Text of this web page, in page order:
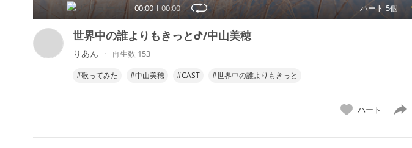
00:00 00:00 ハート 5個
世界中の誰よりもきっとᕷ/中山美穂
りあん 再生数 153
#歌ってみた #中山美穂 #CAST #世界中の誰よりもきっと
ハート